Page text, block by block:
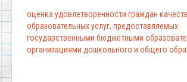
оценка удовлетворенности граждан
образовательных услуг, предоставляемых
государственными бюджетными
организациями дошкольного и общего